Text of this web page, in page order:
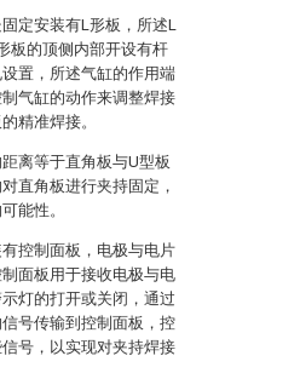
定安装有L形板，所述L
板的顶侧内部开设有杆
置，所述气缸的作用端
气缸的动作来调整焊接
精准焊接。
离等于直角板与U型板
直角板进行夹持固定，
能性。
控制面板，电极与电片
面板用于接收电极与电
灯的打开或关闭，通过
号传输到控制面板，控
号，以实现对夹持焊接